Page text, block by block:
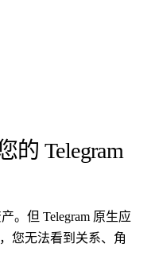
的 Telegram
。但 Telegram 原生应
您无法看到关系、角